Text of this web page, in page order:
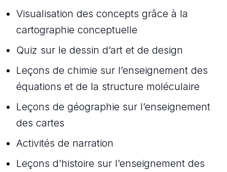
Visualisation des concepts grâce à la
cartographie conceptuelle
Quiz sur le dessin d’art et de design
Leçons de chimie sur l’enseignement des
équations et de la structure moléculaire
Leçons de géographie sur l’enseignement
des cartes
Activités de narration
Leçons d’histoire sur l’enseignement des